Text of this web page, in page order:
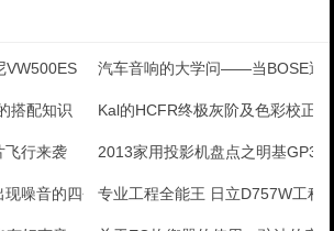
VW500ES 汽车音响的大学问——当BOSE遇
搭配知识 Kal的HCFR终极灰阶及色彩校正
飞行来袭 2013家用投影机盘点之明基GP3
噪音的四个原因专业工程全能王 日立D757W工程